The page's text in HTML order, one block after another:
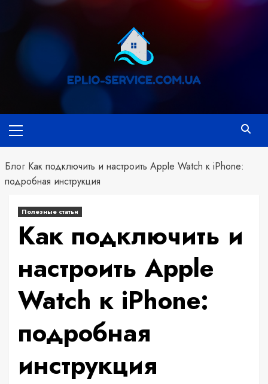
Перейти
содержимому
меню
Блог Как подключить и настроить Apple Watch к iPhone:
подробная инструкция
Полезные статьи
Как подключить и
настроить Apple
Watch к iPhone:
подробная
инструкция